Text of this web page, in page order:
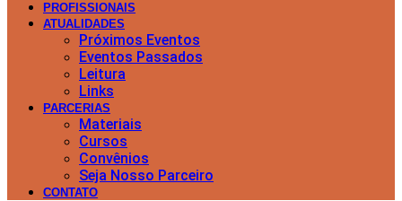
PROFISSIONAIS
ATUALIDADES
Próximos Eventos
Eventos Passados
Leitura
Links
PARCERIAS
Materiais
Cursos
Convênios
Seja Nosso Parceiro
CONTATO